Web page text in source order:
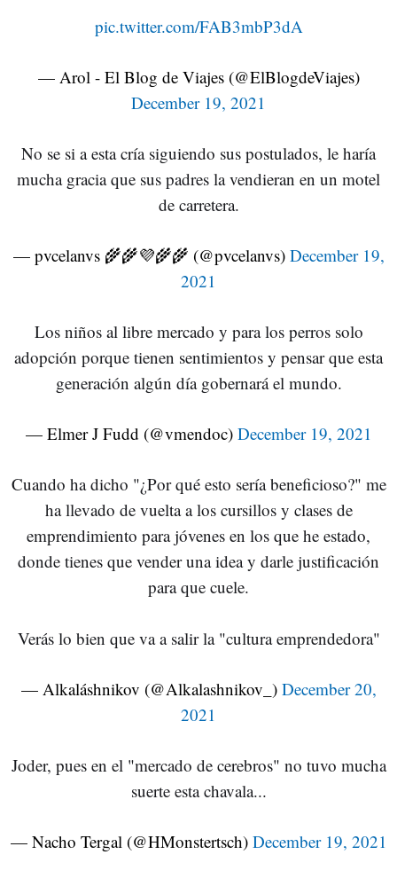
pic.twitter.com/FAB3mbP3dA
— Arol - El Blog de Viajes (@ElBlogdeViajes)
December 19, 2021
No se si a esta cría siguiendo sus postulados, le haría
mucha gracia que sus padres la vendieran en un motel
de carretera.
— pvcelanvs 🌾🌾💜🌾🌾 (@pvcelanvs) December 19,
2021
Los niños al libre mercado y para los perros solo
adopción porque tienen sentimientos y pensar que esta
generación algún día gobernará el mundo.
— Elmer J Fudd (@vmendoc) December 19, 2021
Cuando ha dicho "¿Por qué esto sería beneficioso?" me
ha llevado de vuelta a los cursillos y clases de
emprendimiento para jóvenes en los que he estado,
donde tienes que vender una idea y darle justificación
para que cuele.
Verás lo bien que va a salir la "cultura emprendedora"
— Alkaláshnikov (@Alkalashnikov_) December 20,
2021
Joder, pues en el "mercado de cerebros" no tuvo mucha
suerte esta chavala...
— Nacho Tergal (@HMonstertsch) December 19, 2021